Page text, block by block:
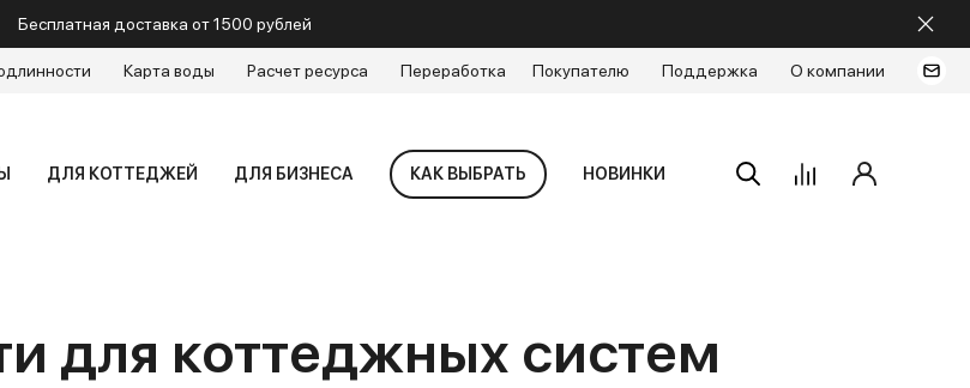
Бесплатная доставка от 1500 рублей
Карта воды Расчет ресурса Переработка Покупателю Поддержка О компании
ДЛЯ КОТТЕДЖЕЙ ДЛЯ БИЗНЕСА КАК ВЫБРАТЬ НОВИНКИ
для коттеджных систем